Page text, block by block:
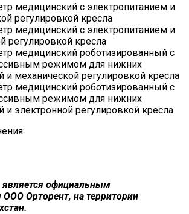
медицинский с электропитанием и
регулировкой кресла
медицинский с электропитанием и
регулировкой кресла
медицинский роботизированный с
режимом для нижних
и механической регулировкой кресла
медицинский роботизированный с
режимом для нижних
и электронной регулировкой кресла
является официальным
Орторент, на территории